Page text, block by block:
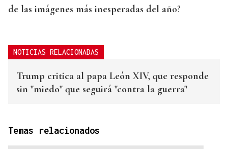
de las imágenes más inesperadas del año?
NOTICIAS RELACIONADAS
Trump critica al papa León XIV, que responde
sin "miedo" que seguirá "contra la guerra"
Temas relacionados